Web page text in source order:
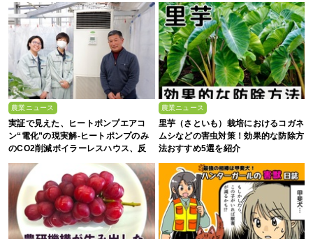
農業ニュース
実証で見えた、ヒートポンプエアコ
ン“電化”の現実解-ヒートポンプのみ
のCO2削減ボイラーレスハウス、反
収1.5倍の驚異-
農業ニュース
里芋（さといも）栽培におけるコガネ
ムシなどの害虫対策！効果的な防除方
法おすすめ5選を紹介